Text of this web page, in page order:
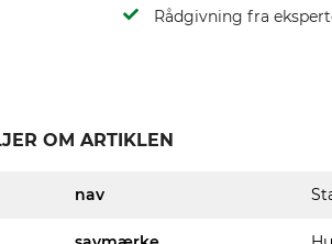
Rådgivning fra
OM ARTIKLEN
nav